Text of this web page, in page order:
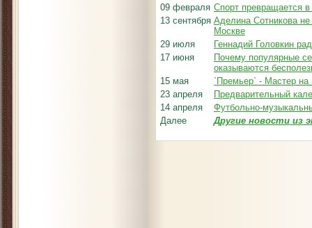
09 февраля Спорт превращается в
13 сентября Аделина Сотникова
Москве
29 июля
Геннадий Головкин
17 июня
Почему популярные
оказываются
15 мая
`Премьер` - Мастер на
23 апреля
Предварительный
14 апреля
Футбольно-
Далее
Другие новости из